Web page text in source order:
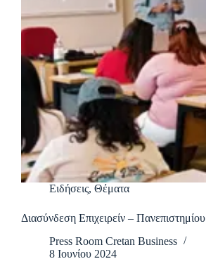
Ειδήσεις, Θέματα
Διασύνδεση Επιχειρείν – Πανεπιστημίου
Press Room Cretan Business
8 Ιουνίου 2024